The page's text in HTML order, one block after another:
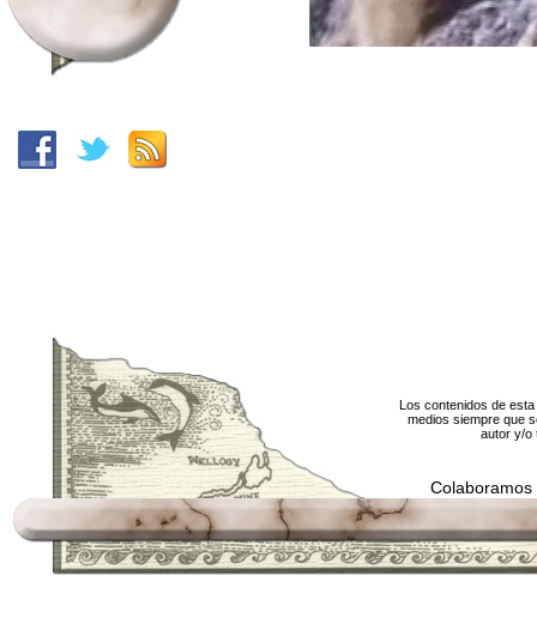
Los contenidos de
medios siempre que
autor y/o